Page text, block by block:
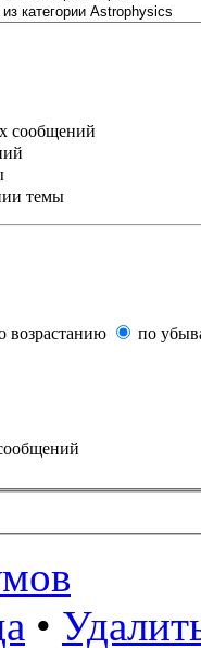
сообщений
темы
возрастанию
по
•